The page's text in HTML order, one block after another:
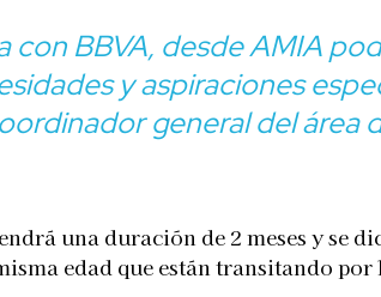
con BBVA, desde AMIA
y aspiraciones
general del área
una duración de 2 meses y se
edad que están transitando